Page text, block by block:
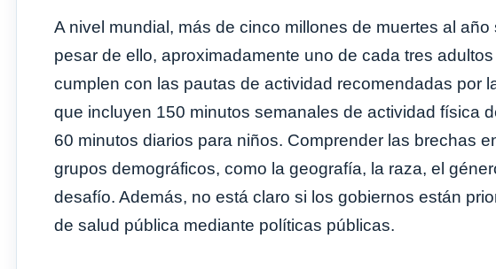
A nivel mundial, más de cinco millones de muertes al
pesar de ello, aproximadamente uno de cada tres
cumplen con las pautas de actividad recomendadas por
que incluyen 150 minutos semanales de actividad física
60 minutos diarios para niños. Comprender las brechas
grupos demográficos, como la geografía, la raza, el
desafío. Además, no está claro si los gobiernos están
de salud pública mediante políticas públicas.